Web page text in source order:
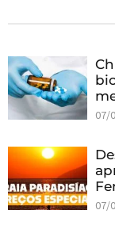
07/
07/